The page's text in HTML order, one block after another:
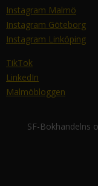
Instagram Malmö
Instagram Göteborg
Instagram Linköping
TikTok
LinkedIn
Malmöbloggen
SF-Bokhandelns